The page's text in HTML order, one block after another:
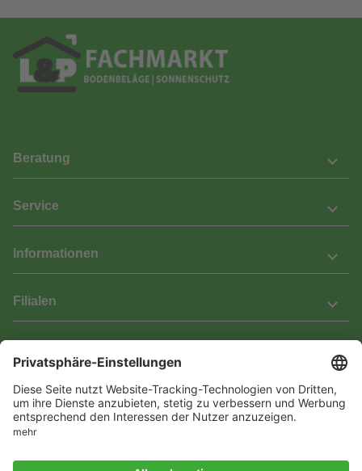
Beratung
Service
Informationen
Filialen
Barrierefreiheit
Wir bemühen uns, unsere Website barrierefrei zu gestalten.
Einige Inhalte und Funktionen sind derzeit jedoch noch nicht
vollständig zugänglich. Wenn Sie auf Barrieren stoßen oder Hilfe
benötigen, kontaktieren Sie uns bitte unter service[at]knutzen.de.
Vertrag widerrufen
© 2026 Das Laminat & Parketthaus GmbH